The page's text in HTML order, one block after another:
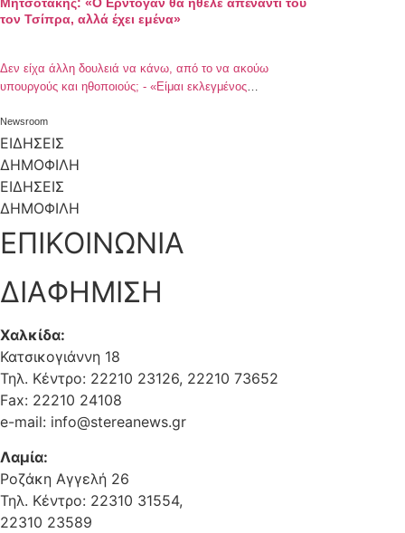
Μητσοτάκης: «Ο Ερντογάν θα ήθελε απέναντί του
τον Τσίπρα, αλλά έχει εμένα»
Δεν είχα άλλη δουλειά να κάνω, από το να ακούω
υπουργούς και ηθοποιούς; - «Είμαι εκλεγμένος
Newsroom
ΕΙΔΗΣΕΙΣ
ΔΗΜΟΦΙΛΗ
ΕΙΔΗΣΕΙΣ
ΔΗΜΟΦΙΛΗ
ΕΠΙΚΟΙΝΩΝΙΑ
ΔΙΑΦΗΜΙΣΗ
Χαλκίδα:
Κατσικογιάννη 18
Τηλ. Κέντρο: 22210 23126, 22210 73652
Fax: 22210 24108
e-mail: info@stereanews.gr
Λαμία:
Ροζάκη Αγγελή 26
Τηλ. Κέντρο: 22310 31554,
22310 23589